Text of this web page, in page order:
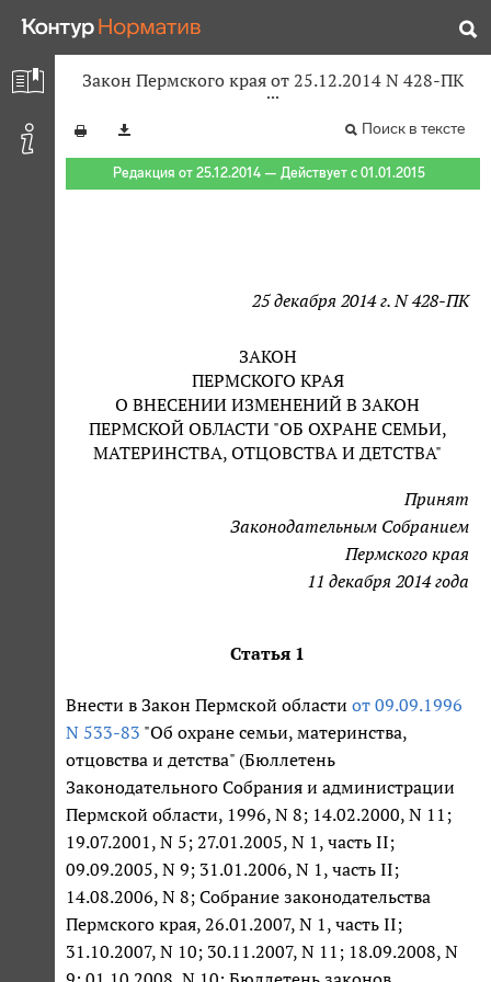
Закон Пермского края от 25.12.2014 N 428-ПК
Поиск в тексте
Редакция от 25.12.2014 — Действует с 01.01.2015
25 декабря 2014 г. N 428-ПК
ЗАКОН
ПЕРМСКОГО КРАЯ
О ВНЕСЕНИИ ИЗМЕНЕНИЙ В ЗАКОН
ПЕРМСКОЙ ОБЛАСТИ "ОБ ОХРАНЕ СЕМЬИ,
МАТЕРИНСТВА, ОТЦОВСТВА И ДЕТСТВА"
Принят
Законодательным Собранием
Пермского края
11 декабря 2014 года
Статья 1
Внести в Закон Пермской области от 09.09.1996
N 533-83 "Об охране семьи, материнства,
отцовства и детства" (Бюллетень
Законодательного Собрания и администрации
Пермской области, 1996, N 8; 14.02.2000, N 11;
19.07.2001, N 5; 27.01.2005, N 1, часть II;
09.09.2005, N 9; 31.01.2006, N 1, часть II;
14.08.2006, N 8; Собрание законодательства
Пермского края, 26.01.2007, N 1, часть II;
31.10.2007, N 10; 30.11.2007, N 11; 18.09.2008, N